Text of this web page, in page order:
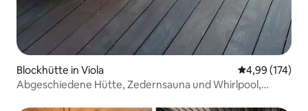
Blockhütte in Viola
4,99 (174)
Abgeschiedene Hütte, Zedernsauna und Whirlpool,